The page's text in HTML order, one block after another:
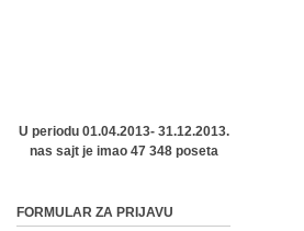
U periodu 01.04.2013- 31.12.2013.
nas sajt je imao 47 348 poseta
FORMULAR ZA PRIJAVU